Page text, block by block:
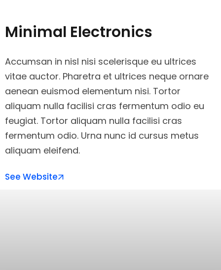
Minimal Electronics
Accumsan in nisl nisi scelerisque eu ultrices
vitae auctor. Pharetra et ultrices neque ornare
aenean euismod elementum nisi. Tortor
aliquam nulla facilisi cras fermentum odio eu
feugiat. Tortor aliquam nulla facilisi cras
fermentum odio. Urna nunc id cursus metus
aliquam eleifend.
See Website